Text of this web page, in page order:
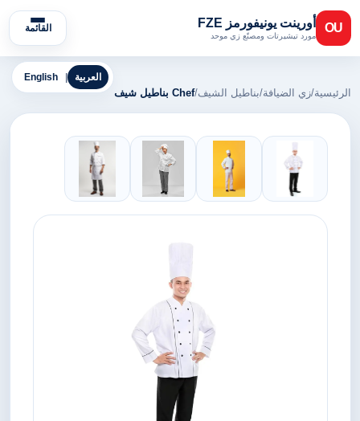
OU أورينت يونيفورمز FZE
مورد تيشيرتات ومصنّع زي موحد
القائمة
English العربية
الرئيسية/زي الضيافة/بناطيل الشيف/Chef بناطيل شيف